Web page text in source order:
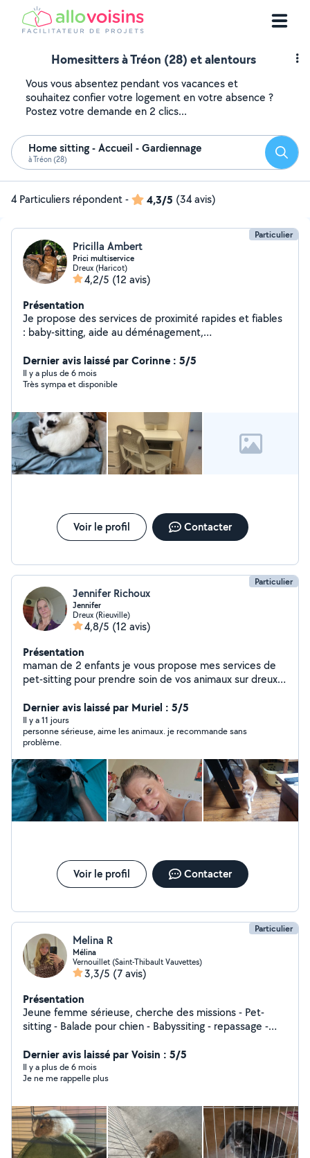
Homesitters à Tréon (28) et alentours
Vous vous absentez pendant vos vacances et
souhaitez confier votre logement en votre absence ?
Postez votre demande en 2 clics...
Home sitting - Accueil - Gardiennage
à Tréon (28)
4 Particuliers répondent- 4,3/5 (34 avis)
Particulier
Pricilla Ambert
Prici multiservice
Dreux (Haricot)
4,2/5 (12 avis)
Présentation
Je propose des services de proximité rapides et fiables
: baby-sitting, aide au déménagement,
auto/moto
Dernier avis laissé par Corinne : 5/5
Il y a plus de 6 mois
Très sympa et disponible
Voir le profil Contacter
Particulier
Jennifer Richoux
Jennifer
Dreux (Rieuville)
4,8/5 (12 avis)
Présentation
maman de 2 enfants je vous propose mes services de
pet-sitting pour prendre soin de vos animaux sur dreux
je suis une personne calme bienveillante qui répond au
mieux au besoin de vos animaux, plusieurs références,
de nombreux retours et propriétaires satisfaits
concernant mes gardes n'hésitez pas a me contacter
pour plus de renseignements
Dernier avis laissé par Muriel : 5/5
Il y a 11 jours
personne sérieuse, aime les animaux. je recommande sans
problème.
Voir le profil Contacter
Particulier
Melina R
Mélina
Vernouillet (Saint-Thibault Vauvettes)
3,3/5 (7 avis)
Présentation
Jeune femme sérieuse, cherche des missions - Pet-
sitting - Balade pour chien - Babyssiting - repassage -
Dernier avis laissé par Voisin : 5/5
Il y a plus de 6 mois
Je ne me rappelle plus